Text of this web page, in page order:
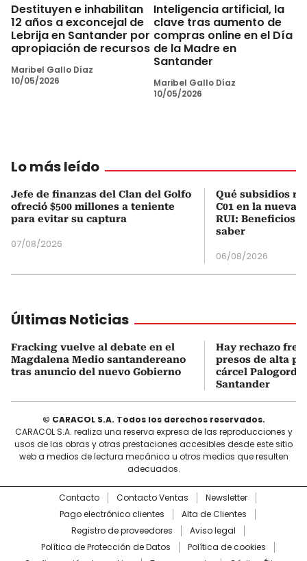
Destituyen e inhabilitan
12 años a exconcejal de
Lebrija en Santander por
apropiación de recursos
Maribel Gallo Díaz
10/05/2026
Inteligencia artificial, la
clave tras aumento de
compras online en el Día
de la Madre en
Santander
Maribel Gallo Díaz
10/05/2026
Lo más leído
Jefe de finanzas del Clan del Golfo
ofreció $500 millones a teniente
para evitar su captura
07/08/2026
Qué subsidios
C01 en la nueva
RUI: Beneficios
saber
06/08/2026
Últimas Noticias
Fracking vuelve al debate en el
Magdalena Medio santandereano
tras anuncio del nuevo Gobierno
Hay rechazo
presos de alta
cárcel Palogordo
Santander
© CARACOL S.A. Todos los derechos reservados.
CARACOL S.A. realiza una reserva expresa de las reproducciones y
usos de las obras y otras prestaciones accesibles desde este sitio
web a medios de lectura mecánica u otros medios que resulten
adecuados.
Contacto Contacto Ventas
Newsletter
Pago electrónico clientes
Alta de Clientes
Registro de proveedores
Aviso legal
Política de Protección de Datos
Política de cookies